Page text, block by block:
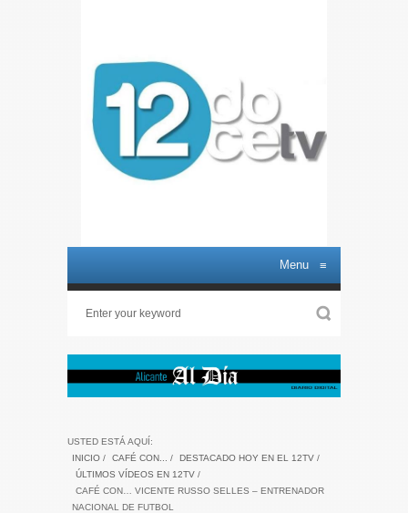
Menu ≡
USTED ESTÁ AQUÍ:
INICIO / CAFÉ CON... / DESTACADO HOY EN EL 12TV /
ÚLTIMOS VÍDEOS EN 12TV /
CAFÉ CON… VICENTE RUSSO SELLES – ENTRENADOR
NACIONAL DE FUTBOL